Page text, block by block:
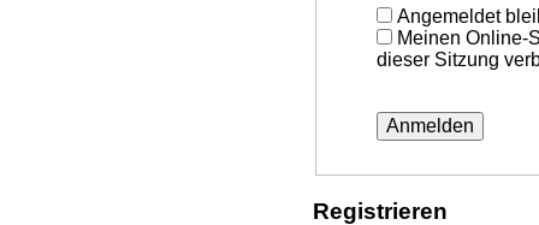
Angemeldet
Meinen Online-
dieser Sitzung
Registrieren